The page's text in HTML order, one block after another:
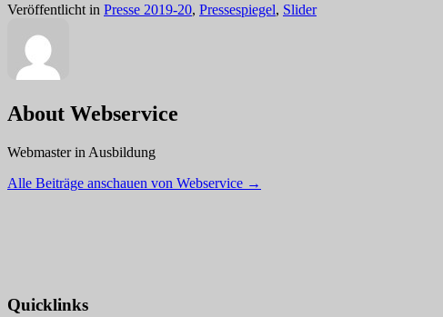
Veröffentlicht in Presse 2019-20, Pressespiegel, Slider
About Webservice
Webmaster in Ausbildung
Alle Beiträge anschauen von Webservice →
Quicklinks